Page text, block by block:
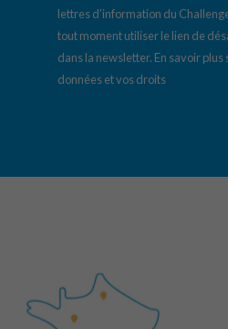
lettres d’information du
tout moment utiliser le lien de
dans la newsletter. En savoir plus
données et vos droits